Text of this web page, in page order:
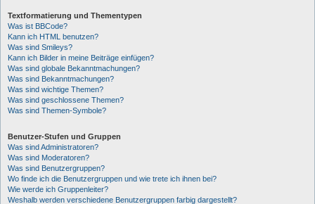
Textformatierung und Thementypen
Was ist BBCode?
Kann ich HTML benutzen?
Was sind Smileys?
Kann ich Bilder in meine Beiträge einfügen?
Was sind globale Bekanntmachungen?
Was sind Bekanntmachungen?
Was sind wichtige Themen?
Was sind geschlossene Themen?
Was sind Themen-Symbole?
Benutzer-Stufen und Gruppen
Was sind Administratoren?
Was sind Moderatoren?
Was sind Benutzergruppen?
Wo finde ich die Benutzergruppen und wie trete ich ihnen bei?
Wie werde ich Gruppenleiter?
Weshalb werden verschiedene Benutzergruppen farbig dargestellt?